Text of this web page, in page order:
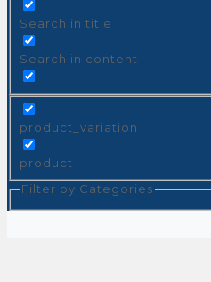
Search in title
Search in content
product_variation
product
Filter by Categories